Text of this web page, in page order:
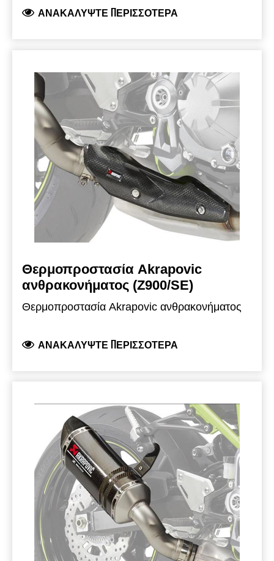
βελτίωση της εμφάνισης της μοτοσυκλέτας.
τελικό εξάτμισης και ολοκληρώνεται με μια
χειροποίητη μπούκα ανθρακονήματος για
βελτιωμένη και πιο ελκυστική εμφάνιση.
Προσφέρει εμπλουτισμένο ήχο για ενισχυμένη
απόλαυση.Αυτή η εξάτμιση που πληροί τα
πρότυπα έγκρισης τύπου EC/ECE αποτελεί μια
εύκολη αναβάθμιση, σχεδιασμένη για να
βελτιώσει την απόδοση της μοτοσυκλέτας.Η
θερμοπροστασία ανθρακονήματος πωλείται
ξεχωριστά.
ΑΝΑΚΑΛΎΨΤΕ ΠΕΡΙΣΣΌΤΕΡΑ
Θερμοπροστασία Akrapovic
ανθρακονήματος (Z900/SE)
Θερμοπροστασία Akrapovic ανθρακονήματος
ΑΝΑΚΑΛΎΨΤΕ ΠΕΡΙΣΣΌΤΕΡΑ